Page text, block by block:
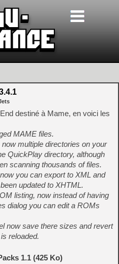
destiné à Mame, en voici les
MAME files.
multiple directories on your
QuickPlay directory, although
scanning thousands of files.
you can export to XML and
updated to XHTML.
listing, now instead of having
dialog you can edit a ROMs
now save there sizes and revert
reloaded.
1.1 (425 Ko)